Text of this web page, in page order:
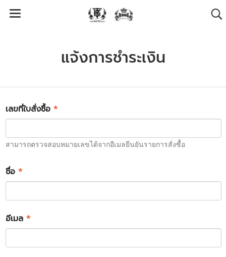
แจ้งการชำระเงิน
เลขที่ใบสั่งซื้อ *
สามารถตรวจสอบหมายเลขได้จากอีเมลยืนยันรายการสั่งซื้อ
ชื่อ *
อีเมล *